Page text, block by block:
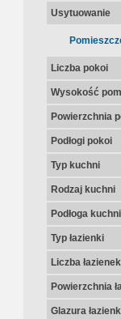
Usytuowanie
Liczba pokoi
Wysokość
Powierzchnia
Podłogi pokoi
Typ kuchni
Rodzaj kuchni
Podłoga kuchni
Typ łazienki
Liczba łazienek
Powierzchnia
Glazura